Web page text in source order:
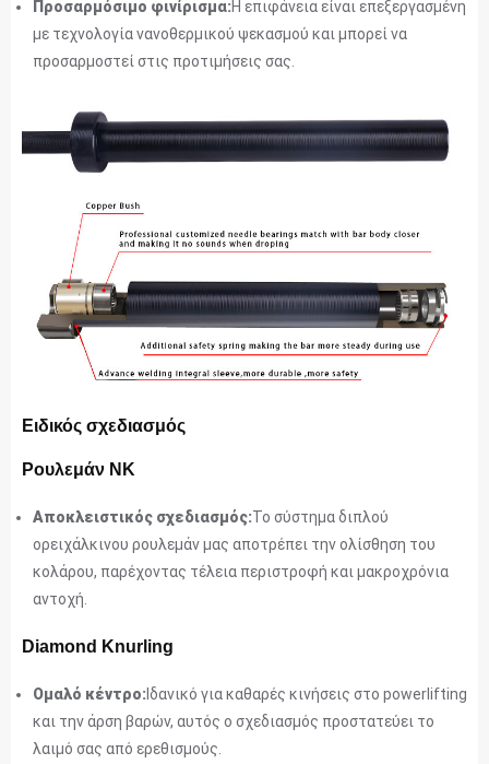
Προσαρμόσιμο φινίρισμα:Η επιφάνεια είναι επεξεργασμένη
με τεχνολογία νανοθερμικού ψεκασμού και μπορεί να
προσαρμοστεί στις προτιμήσεις σας.
Ειδικός σχεδιασμός
Ρουλεμάν NK
Αποκλειστικός σχεδιασμός:Το σύστημα διπλού
ορειχάλκινου ρουλεμάν μας αποτρέπει την ολίσθηση του
κολάρου, παρέχοντας τέλεια περιστροφή και μακροχρόνια
αντοχή.
Diamond Knurling
Ομαλό κέντρο:Ιδανικό για καθαρές κινήσεις στο powerlifting
και την άρση βαρών, αυτός ο σχεδιασμός προστατεύει το
λαιμό σας από ερεθισμούς.